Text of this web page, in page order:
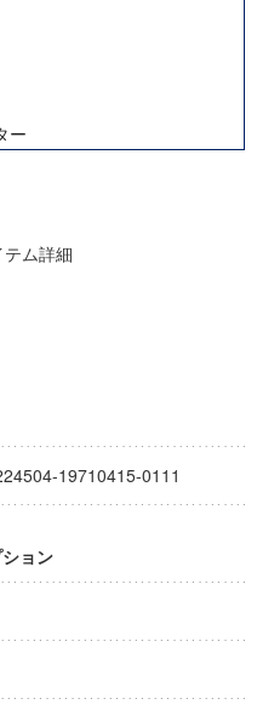
ー
テュート
書
ログラム「超成熟社会発展のサ
ム詳細
19710415-0111
ョン